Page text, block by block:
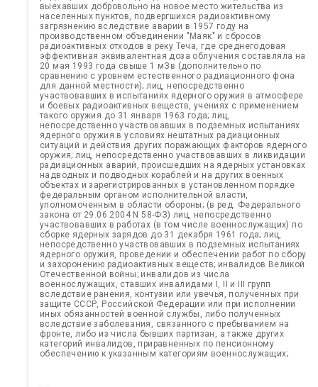
выехавших добровольно на новое место жительства из
населенных пунктов, подвергшихся радиоактивному
загрязнению вследствие аварии в 1957 году на
производственном объединении "Маяк" и сбросов
радиоактивных отходов в реку Теча, где среднегодовая
эффективная эквивалентная доза облучения составляла на
20 мая 1993 года свыше 1 мЗв (дополнительно по
сравнению с уровнем естественного радиационного фона
для данной местности); лиц, непосредственно
участвовавших в испытаниях ядерного оружия в атмосфере
и боевых радиоактивных веществ, учениях с применением
такого оружия до 31 января 1963 года; лиц,
непосредственно участвовавших в подземных испытаниях
ядерного оружия в условиях нештатных радиационных
ситуаций и действия других поражающих факторов ядерного
оружия; лиц, непосредственно участвовавших в ликвидации
радиационных аварий, происшедших на ядерных установках
надводных и подводных кораблей и на других военных
объектах и зарегистрированных в установленном порядке
федеральным органом исполнительной власти,
уполномоченным в области обороны; (в ред. Федерального
закона от 29.06.2004 N 58-ФЗ) лиц, непосредственно
участвовавших в работах (в том числе военнослужащих) по
сборке ядерных зарядов до 31 декабря 1961 года; лиц,
непосредственно участвовавших в подземных испытаниях
ядерного оружия, проведении и обеспечении работ по сбору
и захоронению радиоактивных веществ; инвалидов Великой
Отечественной войны; инвалидов из числа
военнослужащих, ставших инвалидами I, II и III групп
вследствие ранения, контузии или увечья, полученных при
защите СССР, Российской Федерации или при исполнении
иных обязанностей военной службы, либо полученных
вследствие заболевания, связанного с пребыванием на
фронте, либо из числа бывших партизан, а также других
категорий инвалидов, приравненных по пенсионному
обеспечению к указанным категориям военнослужащих;